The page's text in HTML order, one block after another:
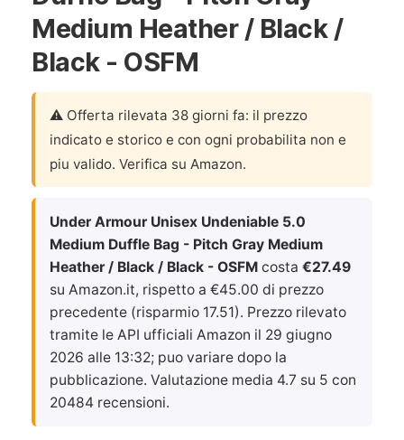
Medium Heather / Black /
Black - OSFM
⚠️ Offerta rilevata 38 giorni fa: il prezzo
indicato e storico e con ogni probabilita non e
piu valido. Verifica su Amazon.
Under Armour Unisex Undeniable 5.0
Medium Duffle Bag - Pitch Gray Medium
Heather / Black / Black - OSFM costa €27.49
su Amazon.it, rispetto a €45.00 di prezzo
precedente (risparmio 17.51). Prezzo rilevato
tramite le API ufficiali Amazon il 29 giugno
2026 alle 13:32; puo variare dopo la
pubblicazione. Valutazione media 4.7 su 5 con
20484 recensioni.